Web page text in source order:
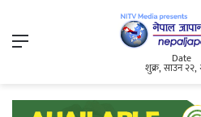
Menu
Date
शुक्र, साउन २२,